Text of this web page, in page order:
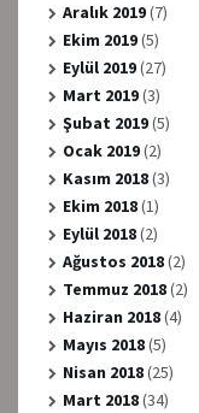
Aralık 2019(7)
Ekim 2019(5)
Eylül 2019(27)
Mart 2019(3)
Şubat 2019(5)
Ocak 2019(2)
Kasım 2018(3)
Ekim 2018(1)
Eylül 2018(2)
Ağustos 2018(2)
Temmuz 2018(2)
Haziran 2018(4)
Mayıs 2018(5)
Nisan 2018(25)
Mart 2018(34)